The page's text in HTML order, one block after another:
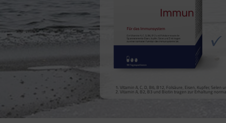
Vitamin A, C, D, B6, B12, Folsäure, Eisen, Kupfer,
Vitamin A, B2, B3 und Biotin tragen zur Erhaltung
Selen, Zink und Biotin tragen zur Erhaltung gesunder
Selen und Zink tragen zur Erhaltung normaler Nägel bei.
Vitamin C, E, B2, Kupfer, Mangan, Selen und Zink
sowie zu einem normalen Stoffwechsel von
Vitamin B2 und Biotin tragen zur Erhaltung normaler
Vitamin D und Zink tragen zur normalen Funktion des